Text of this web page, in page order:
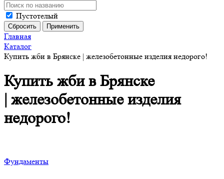
Пустотелый
Главная
Каталог
Купить жби в Брянске | железобетонные изделия недорого!
Купить жби в Брянске
| железобетонные изделия
недорого!
Фундаменты